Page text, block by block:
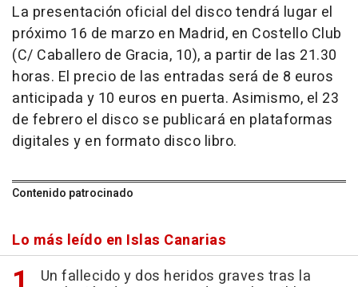
La presentación oficial del disco tendrá lugar el
próximo 16 de marzo en Madrid, en Costello Club
(C/ Caballero de Gracia, 10), a partir de las 21.30
horas. El precio de las entradas será de 8 euros
anticipada y 10 euros en puerta. Asimismo, el 23
de febrero el disco se publicará en plataformas
digitales y en formato disco libro.
Contenido patrocinado
Lo más leído en Islas Canarias
Un fallecido y dos heridos graves tras la